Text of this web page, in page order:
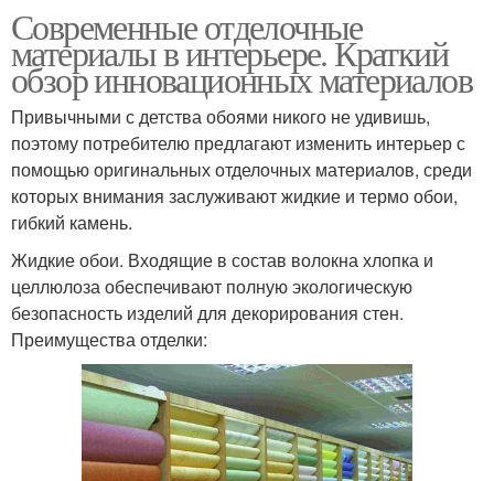
Современные отделочные
материалы в интерьере. Краткий
обзор инновационных материалов
Привычными с детства обоями никого не удивишь,
поэтому потребителю предлагают изменить интерьер с
помощью оригинальных отделочных материалов, среди
которых внимания заслуживают жидкие и термо обои,
гибкий камень.
Жидкие обои. Входящие в состав волокна хлопка и
целлюлоза обеспечивают полную экологическую
безопасность изделий для декорирования стен.
Преимущества отделки: